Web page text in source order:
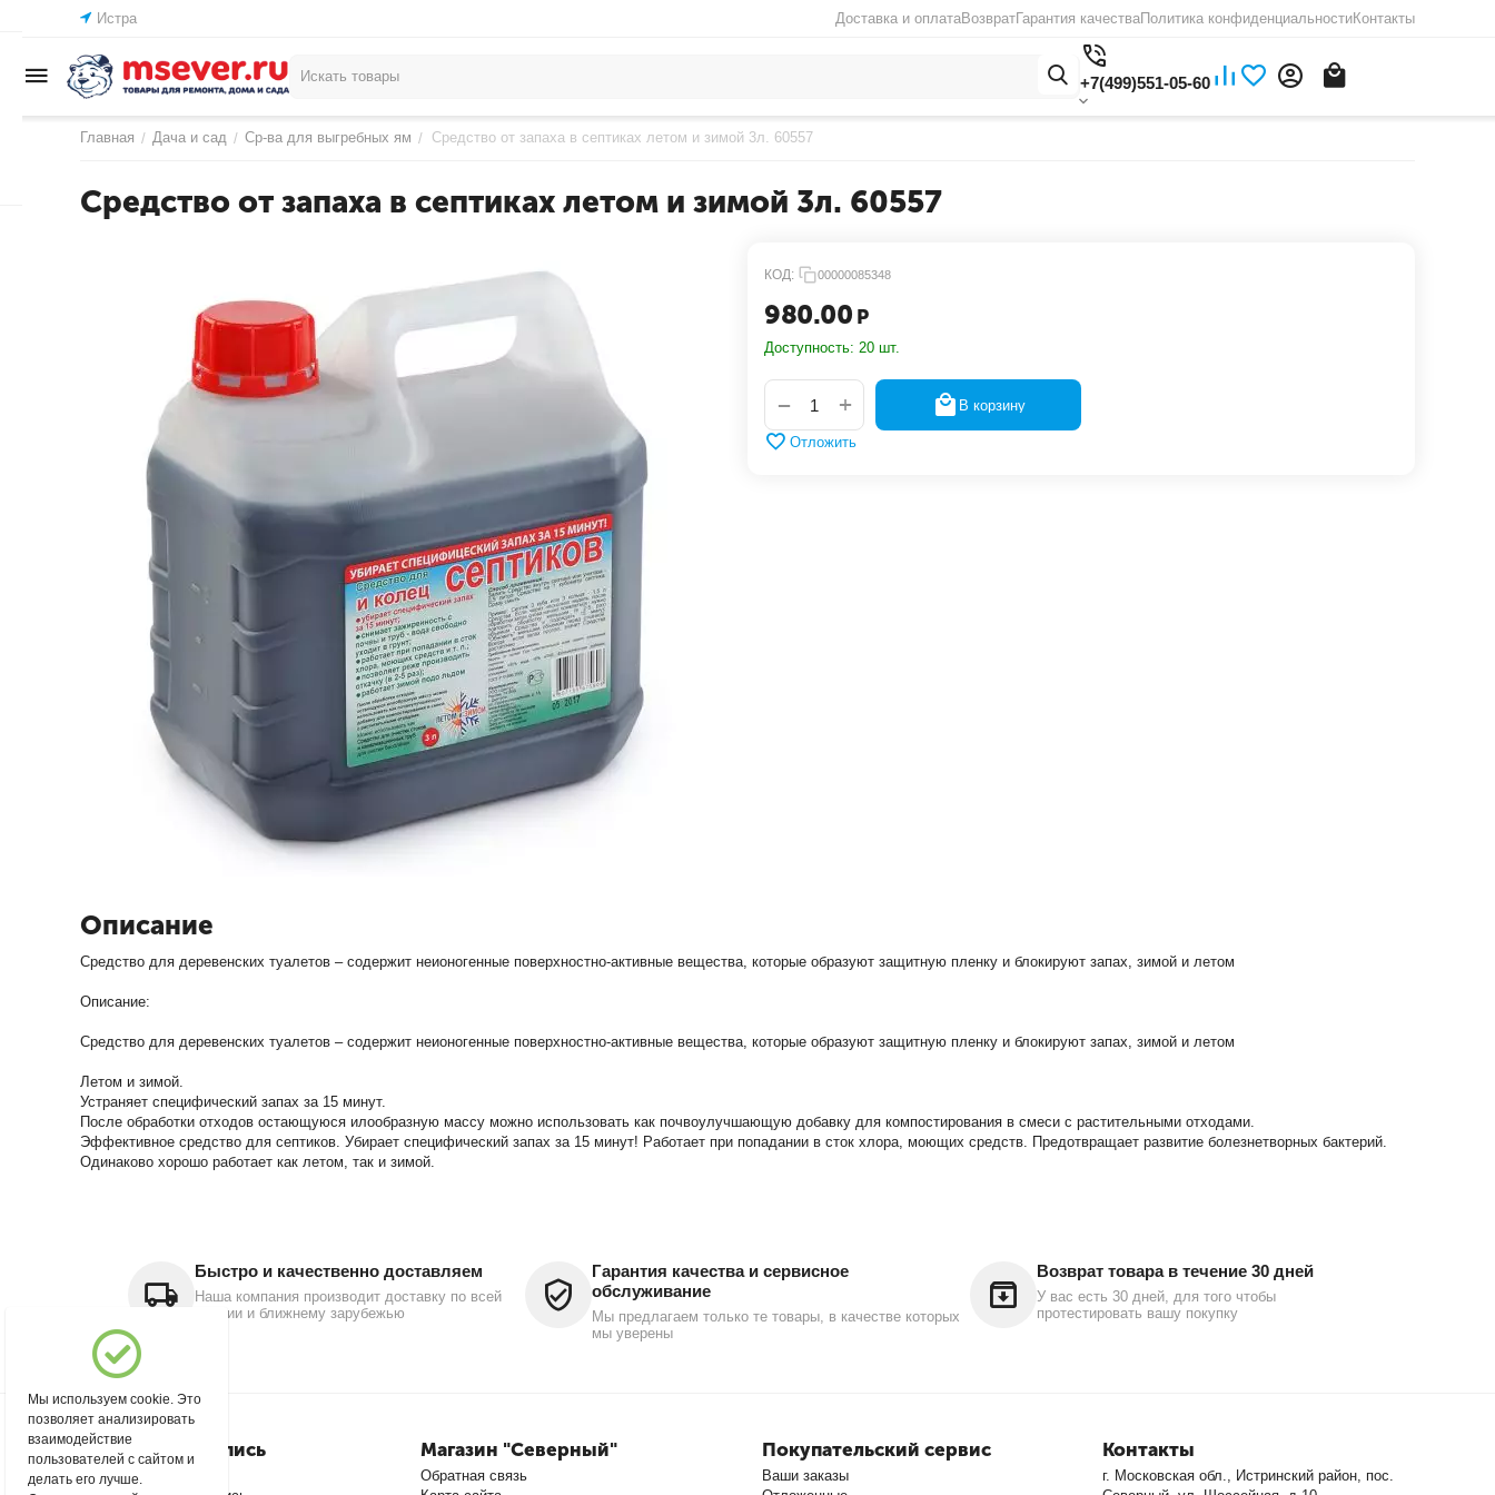
Истра Доставка и оплатаВозвратГарантия качестваПолитика конфиденциальностиКонтакты
+7(499)551-05-60
Главная / Дача и сад / Ср-ва для выгребных ям / Средство от запаха в септиках летом и зимой 3л. 60557
Средство от запаха в септиках летом и зимой 3л. 60557
КОД: 00000085348
980.00 Р
Доступность: 20 шт.
+
− В корзину
Отложить
Описание
Средство для деревенских туалетов – содержит неионогенные поверхностно-активные вещества, которые образуют защитную пленку и блокируют запах, зимой и летом
Описание:
Средство для деревенских туалетов – содержит неионогенные поверхностно-активные вещества, которые образуют защитную пленку и блокируют запах, зимой и летом
Летом и зимой.
Устраняет специфический запах за 15 минут.
После обработки отходов остающуюся илообразную массу можно использовать как почвоулучшающую добавку для компостирования в смеси с растительными отходами.
Эффективное средство для септиков. Убирает специфический запах за 15 минут! Работает при попадании в сток хлора, моющих средств. Предотвращает развитие болезнетворных бактерий.
Одинаково хорошо работает как летом, так и зимой.
Быстро и качественно доставляем
Наша компания производит доставку по всей
России и ближнему зарубежью
Гарантия качества и сервисное
обслуживание
Мы предлагаем только те товары, в качестве которых
мы уверены
Возврат товара в течение 30 дней
У вас есть 30 дней, для того чтобы
протестировать вашу покупку
Моя учетная запись
Войти
Магазин "Северный"
Обратная связь
Покупательский сервис
Ваши заказы
Контакты
г. Московская обл., Истринский район, пос.
Мы используем cookie. Это
позволяет анализировать
взаимодействие
пользователей с сайтом и
делать его лучше.